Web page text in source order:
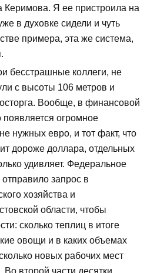
Я ее пристроила на
в духовке сидели и чуть
примера, эта же система,
бесстрашные коллеги, не
с высоты 106 метров и
Вообще, в финансовой
огромное
нужных евро, и тот факт, что
дороже доллара, отдельных
удивляет. Федеральное
отправило запрос в
хозяйства и
области, чтобы
сколько теплиц в итоге
овощи и в каких объемах
новых рабочих мест
Во второй части десятки